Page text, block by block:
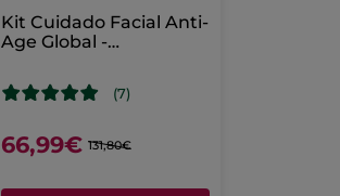
Kit Cuidado Facial Anti-
Age Global -
(7)
66,99€ 131,80€